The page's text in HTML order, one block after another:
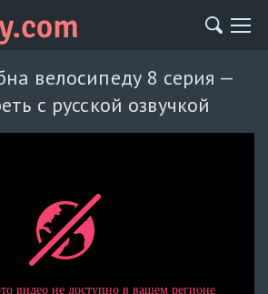
велосипеду 8 серия —
с русской озвучкой